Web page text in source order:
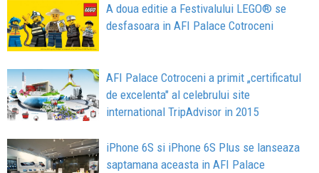
A doua editie a Festivalului LEGO® se
desfasoara in AFI Palace Cotroceni
AFI Palace Cotroceni a primit „certificatul
de excelenta" al celebrului site
international TripAdvisor in 2015
iPhone 6S si iPhone 6S Plus se lanseaza
saptamana aceasta in AFI Palace